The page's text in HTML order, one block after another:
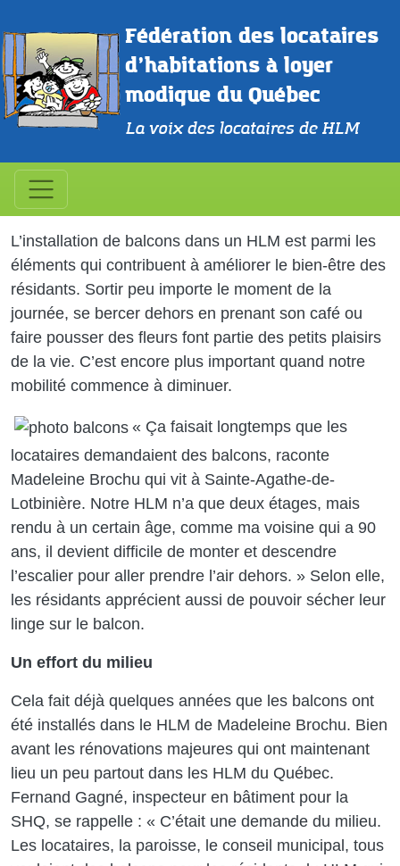
Fédération des locataires
d’habitations à loyer
modique du Québec
La voix des locataires de HLM
Les bienfaits inattendus d’un balcon
L’installation de balcons dans un HLM est parmi les
éléments qui contribuent à améliorer le bien-être des
résidants. Sortir peu importe le moment de la
journée, se bercer dehors en prenant son café ou
faire pousser des fleurs font partie des petits plaisirs
de la vie. C’est encore plus important quand notre
mobilité commence à diminuer.
« Ça faisait longtemps que les
locataires demandaient des balcons, raconte
Madeleine Brochu qui vit à Sainte-Agathe-de-
Lotbinière. Notre HLM n’a que deux étages, mais
rendu à un certain âge, comme ma voisine qui a 90
ans, il devient difficile de monter et descendre
l’escalier pour aller prendre l’air dehors. » Selon elle,
les résidants apprécient aussi de pouvoir sécher leur
linge sur le balcon.
Un effort du milieu
Cela fait déjà quelques années que les balcons ont
été installés dans le HLM de Madeleine Brochu. Bien
avant les rénovations majeures qui ont maintenant
lieu un peu partout dans les HLM du Québec.
Fernand Gagné, inspecteur en bâtiment pour la
SHQ, se rappelle : « C’était une demande du milieu.
Les locataires, la paroisse, le conseil municipal, tous